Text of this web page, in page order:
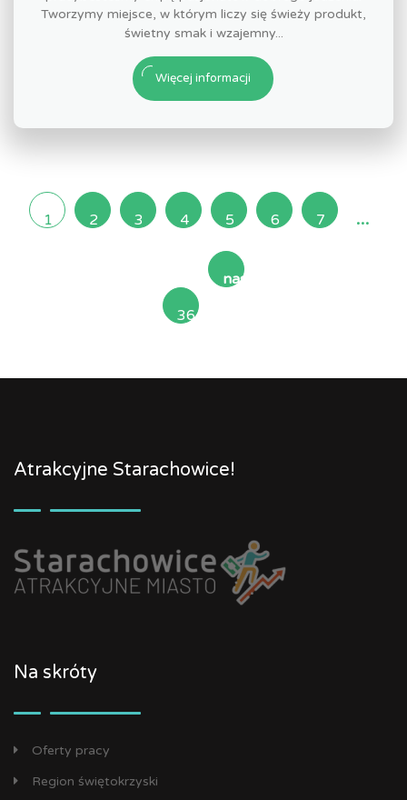
Tworzymy miejsce, w którym liczy się świeży produkt,
świetny smak i wzajemny...
Więcej informacji
1 2 3 4 5 6 7 ...
36
następna
Atrakcyjne Starachowice!
Na skróty
Oferty pracy
Region świętokrzyski